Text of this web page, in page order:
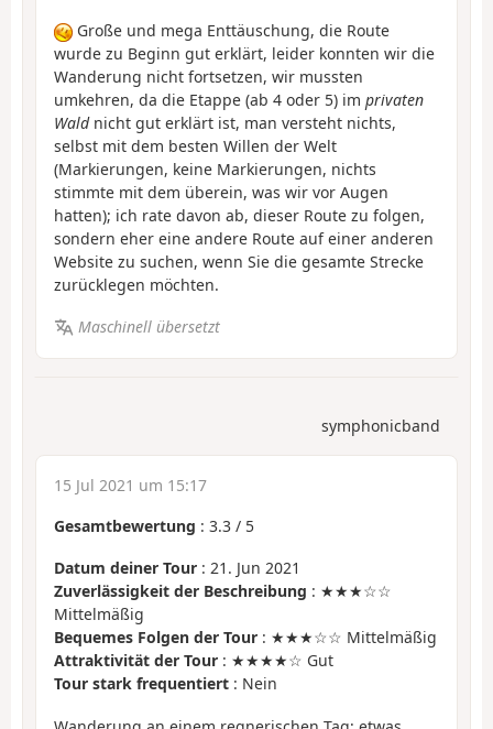
Große und mega Enttäuschung, die Route
wurde zu Beginn gut erklärt, leider konnten wir die
Wanderung nicht fortsetzen, wir mussten
umkehren, da die Etappe (ab 4 oder 5) im privaten
Waldnicht gut erklärt ist, man versteht nichts,
selbst mit dem besten Willen der Welt
(Markierungen, keine Markierungen, nichts
stimmte mit dem überein, was wir vor Augen
hatten); ich rate davon ab, dieser Route zu folgen,
sondern eher eine andere Route auf einer anderen
Website zu suchen, wenn Sie die gesamte Strecke
zurücklegen möchten.
Maschinell übersetzt
symphonicband
15 Jul 2021 um 15:17
Gesamtbewertung : 3.3 / 5
Datum deiner Tour : 21. Jun 2021
Zuverlässigkeit der Beschreibung : ★★★☆☆
Mittelmäßig
Bequemes Folgen der Tour : ★★★☆☆ Mittelmäßig
Attraktivität der Tour : ★★★★☆ Gut
Tour stark frequentiert : Nein